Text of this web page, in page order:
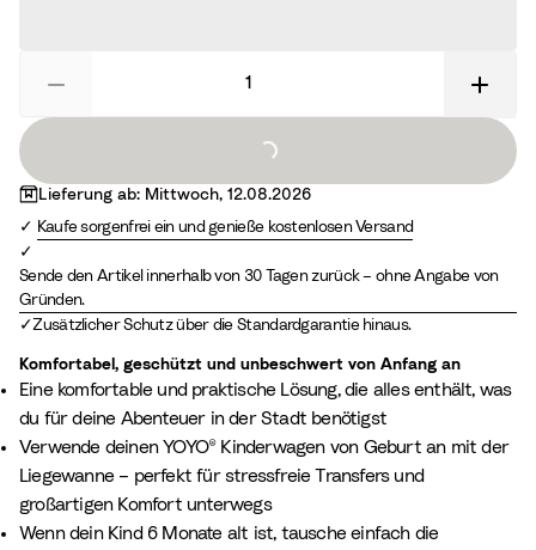
Loading...
Lieferung ab: Mittwoch, 12.08.2026
Kaufe sorgenfrei ein und genieße kostenlosen Versand
Sende den Artikel innerhalb von 30 Tagen zurück – ohne Angabe von
Gründen.
Zusätzlicher Schutz über die Standardgarantie hinaus.
Komfortabel, geschützt und unbeschwert von Anfang an
Eine komfortable und praktische Lösung, die alles enthält, was
du für deine Abenteuer in der Stadt benötigst
Verwende deinen YOYO® Kinderwagen von Geburt an mit der
Liegewanne – perfekt für stressfreie Transfers und
großartigen Komfort unterwegs
Wenn dein Kind 6 Monate alt ist, tausche einfach die